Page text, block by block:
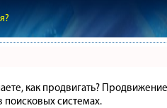
как продвигать?
системах.